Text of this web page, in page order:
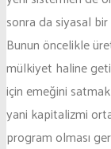
sonra da siyasal
Bunun öncelikle
mülkiyet haline
için emeğini
yani kapitalizmi
program olması